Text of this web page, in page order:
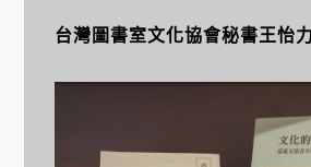
台灣圖書室文化協會秘書王怡